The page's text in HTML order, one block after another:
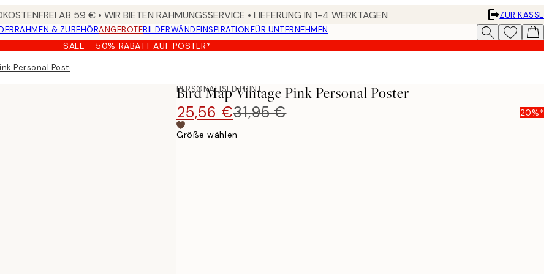
AB 59 € • WIR BIETEN RAHMUNGSSERVICE • LIEFERUNG IN 1-4 WERKTAGEN
ZUR KASSE
RAHMEN & ZUBEHÖRANGEBOTEBILDERWÄNDEINSPIRATIONFÜR UNTERNEHMEN
SALE - 50% RABATT AUF POSTER*
Personal Poster
PERSONALISED PRINT
Bird Map Vintage Pink Personal Poster
25,56 €31,95 € 20%*
Größe wählen